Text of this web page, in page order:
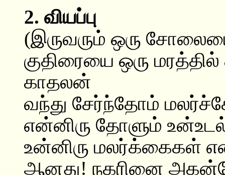
2. வியப்பு
(இருவரும் ஒரு
குதிரையை ஒரு மரத்தில்
காதலன்
வந்து சேர்ந்தோம்
என்னிரு தோளும்
உன்னிரு மலர்க்கைகள்
ஆனது! நகரினை